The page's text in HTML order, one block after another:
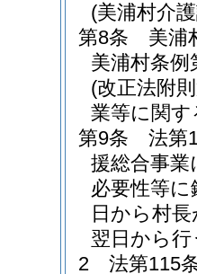
(美浦村介
第8条
美浦
美浦村条例
(改正法附
業等に関
第9条
法第
援総合事
必要性等
日から村
翌日から
2
法第115